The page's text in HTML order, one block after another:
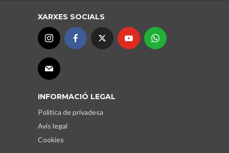
XARXES SOCIALS
INFORMACIÓ LEGAL
Política de privadesa
Avís legal
Cookies